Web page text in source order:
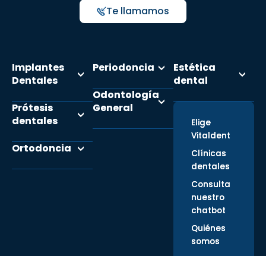
Te llamamos
Implantes
Dentales
Prótesis
dentales
Ortodoncia
Periodoncia
Odontología
General
Estética
dental
Elige
Vitaldent
Clínicas
dentales
Consulta
nuestro
chatbot
Quiénes
somos